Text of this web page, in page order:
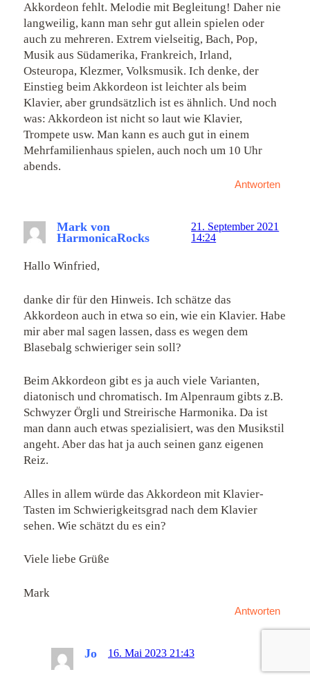
Akkordeon fehlt. Melodie mit Begleitung! Daher nie
langweilig, kann man sehr gut allein spielen oder
auch zu mehreren. Extrem vielseitig, Bach, Pop,
Musik aus Südamerika, Frankreich, Irland,
Osteuropa, Klezmer, Volksmusik. Ich denke, der
Einstieg beim Akkordeon ist leichter als beim
Klavier, aber grundsätzlich ist es ähnlich. Und noch
was: Akkordeon ist nicht so laut wie Klavier,
Trompete usw. Man kann es auch gut in einem
Mehrfamilienhaus spielen, auch noch um 10 Uhr
abends.
Antworten
Mark von
HarmonicaRocks
21. September 2021
14:24
Hallo Winfried,
danke dir für den Hinweis. Ich schätze das
Akkordeon auch in etwa so ein, wie ein Klavier. Habe
mir aber mal sagen lassen, dass es wegen dem
Blasebalg schwieriger sein soll?
Beim Akkordeon gibt es ja auch viele Varianten,
diatonisch und chromatisch. Im Alpenraum gibts z.B.
Schwyzer Örgli und Streirische Harmonika. Da ist
man dann auch etwas spezialisiert, was den Musikstil
angeht. Aber das hat ja auch seinen ganz eigenen
Reiz.
Alles in allem würde das Akkordeon mit Klavier-
Tasten im Schwierigkeitsgrad nach dem Klavier
sehen. Wie schätzt du es ein?
Viele liebe Grüße
Mark
Antworten
Jo 16. Mai 2023 21:43